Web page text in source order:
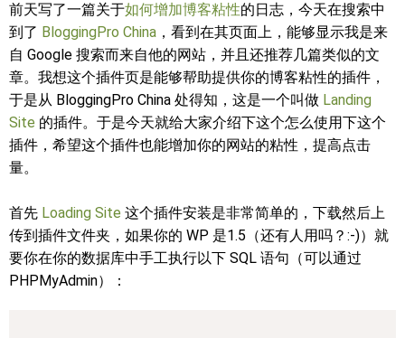
前天写了一篇关于如何增加博客粘性的日志，今天在搜索中
到了 BloggingPro China ，看到在其页面上，能够显示我是来
自 Google 搜索而来自他的网站，并且还推荐几篇类似的文
章。我想这个插件页是能够帮助提供你的博客粘性的插件，
于是从 BloggingPro China 处得知，这是一个叫做 Landing
Site 的插件。于是今天就给大家介绍下这个怎么使用下这个
插件，希望这个插件也能增加你的网站的粘性，提高点击
量。
首先 Loading Site 这个插件安装是非常简单的，下载然后上
传到插件文件夹，如果你的 WP 是1.5（还有人用吗？:-)）就
要你在你的数据库中手工执行以下 SQL 语句（可以通过
PHPMyAdmin）：